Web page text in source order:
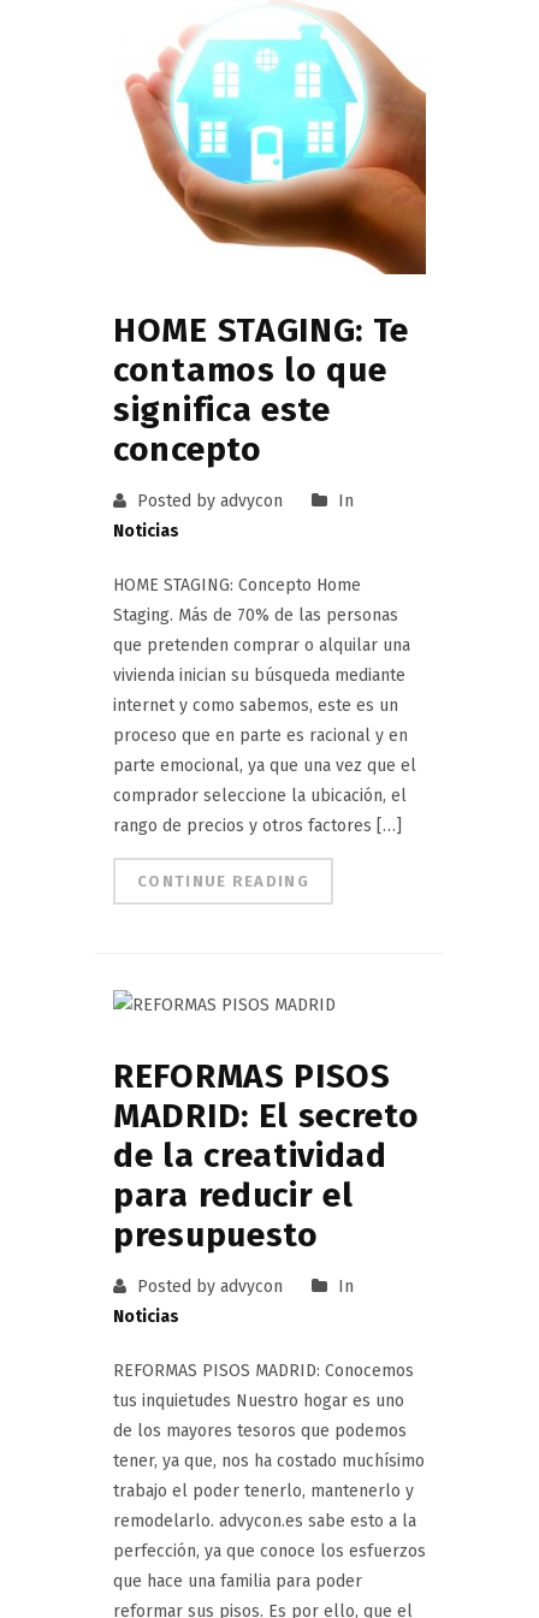
HOME STAGING: Te
contamos lo que
significa este
concepto
Posted by advycon
In
Noticias
HOME STAGING: Concepto Home
Staging. Más de 70% de las personas
que pretenden comprar o alquilar una
vivienda inician su búsqueda mediante
internet y como sabemos, este es un
proceso que en parte es racional y en
parte emocional, ya que una vez que el
comprador seleccione la ubicación, el
rango de precios y otros factores […]
CONTINUE READING
REFORMAS PISOS
MADRID: El secreto
de la creatividad
para reducir el
presupuesto
Posted by advycon
In
Noticias
REFORMAS PISOS MADRID: Conocemos
tus inquietudes Nuestro hogar es uno
de los mayores tesoros que podemos
tener, ya que, nos ha costado muchísimo
trabajo el poder tenerlo, mantenerlo y
remodelarlo. advycon.es sabe esto a la
perfección, ya que conoce los esfuerzos
que hace una familia para poder
reformar sus pisos. Es por ello, que el